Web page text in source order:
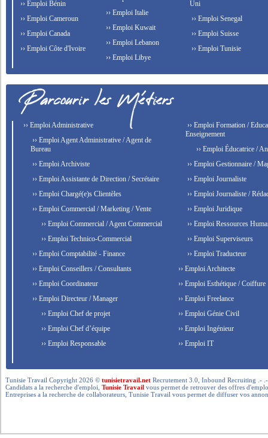
›› Emploi Bénin
›› Emploi Cameroun
›› Emploi Canada
›› Emploi Côte d'Ivoire
›› Emploi Italie
›› Emploi Kuwait
›› Emploi Lebanon
›› Emploi Libye
Uni
›› Emploi Senegal
›› Emploi Suisse
›› Emploi Tunisie
›› Emploi Administrative
›› Emploi Agent Administrative / Agent de
Bureau
›› Emploi Archiviste
›› Emploi Assistante de Direction / Secrétaire
›› Emploi Chargé(e)s Clientèles
›› Emploi Commercial / Marketing / Vente
›› Emploi Commercial / Agent Commercial
›› Emploi Technico-Commercial
›› Emploi Comptabilité - Finance
›› Emploi Conseillers / Consultants
›› Emploi Coordinateur
›› Emploi Directeur / Manager
›› Emploi Chef de projet
›› Emploi Chef d’équipe
›› Emploi Responsable
›› Emploi Formation /
Enseignement
›› Emploi Éducatrice /
›› Emploi Gestionnaire /
›› Emploi Journaliste
›› Emploi Journaliste /
›› Emploi Juridique
›› Emploi Ressources
›› Emploi Superviseurs
›› Emploi Traducteur
›› Emploi Architecte
›› Emploi Esthétique / Coiffure
›› Emploi Freelance
›› Emploi Génie Civil
›› Emploi Ingénieur
›› Emploi IT
Tunisie Travail Copyright 2026 ©tunisietravail.net Recrutement 3.0, Inbound Recruiting .-
Candidats a la recherche d'emploi,Tunisie Travail vous permet de retrouver des offres
Entreprises a la recherche de collaborateurs, Tunisie Travail vous permet de diffuser vos